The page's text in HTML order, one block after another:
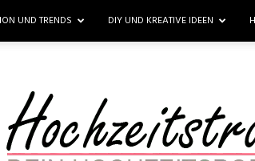
UND TRENDS DIY UND KREATIVE IDEEN